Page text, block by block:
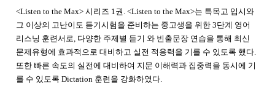
<Listen to the Max> 시리즈 1권. <Listen to the Max>는 특목고 입시와
그 이상의 고난이도 듣기시험을 준비하는 중고생을 위한 3단계 영어
리스닝 훈련서로, 다양한 주제별 듣기 와 빈출문장 연습을 통해 최신
문제유형에 효과적으로 대비하고 실전 적응력을 기를 수 있도록 했다.
또한 빠른 속도의 실전에 대비하여 지문 이해력과 집중력을 동시에 기
를 수 있도록 Dictation 훈련을 강화하였다.